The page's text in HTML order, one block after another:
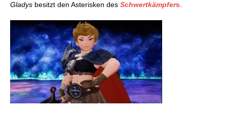
Gladys besitzt den Asterisken des Schwertkämpfers.